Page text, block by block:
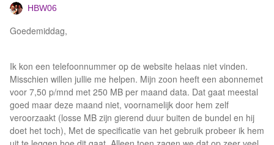
HBW06
Goedemiddag,
Ik kon een telefoonnummer op de website helaas niet vinden.
Misschien willen jullie me helpen. Mijn zoon heeft een abonnemet
voor 7,50 p/mnd met 250 MB per maand data. Dat gaat meestal
goed maar deze maand niet, voornamelijk door hem zelf
veroorzaakt (losse MB zijn gierend duur buiten de bundel en hij
doet het toch), Met de specificatie van het gebruik probeer ik hem